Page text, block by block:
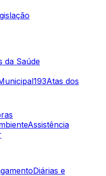
da Saúde
193Atas dos
Assistência
Diárias e